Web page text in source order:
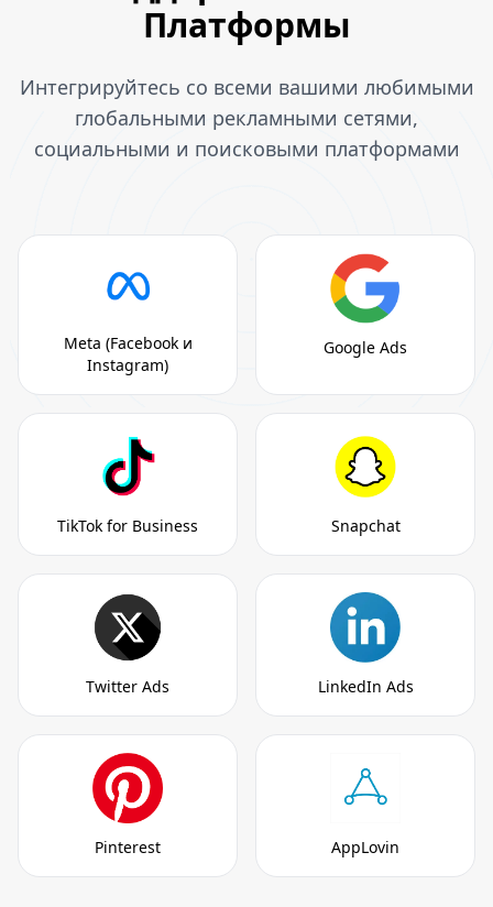
Платформы
Интегрируйтесь со всеми вашими любимыми
глобальными рекламными сетями,
социальными и поисковыми платформами
Meta (Facebook и
Instagram)
Google Ads
TikTok for Business Snapchat
Twitter Ads LinkedIn Ads
Pinterest AppLovin